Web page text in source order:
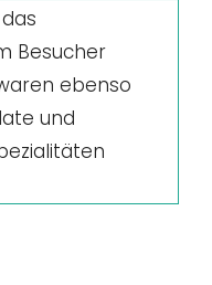
Besucher
ebenso
und